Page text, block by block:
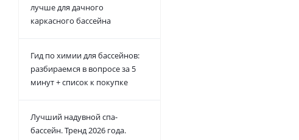
лучше для дачного
каркасного бассейна
Гид по химии для бассейнов:
разбираемся в вопросе за 5
минут + список к покупке
Лучший надувной спа-
бассейн. Тренд 2026 года.